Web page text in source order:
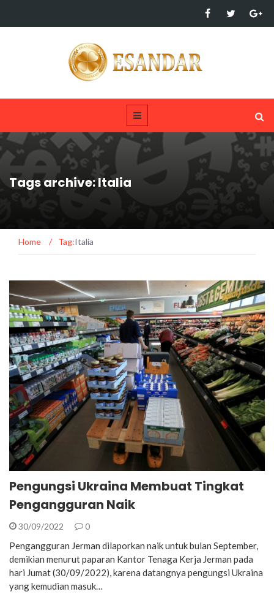
Tags archive: Italia
Home / Tag:Italia
Pengungsi Ukraina Membuat Tingkat
Pengangguran Naik
30/09/2022 0
Pengangguran Jerman dilaporkan naik untuk bulan September,
demikian menurut paparan Kantor Tenaga Kerja Jerman pada
hari Jumat (30/09/2022), karena datangnya pengungsi Ukraina
yang kemudian masuk…